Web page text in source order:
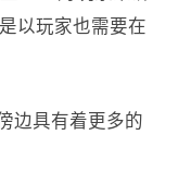
以玩家也需要在
边具有着更多的